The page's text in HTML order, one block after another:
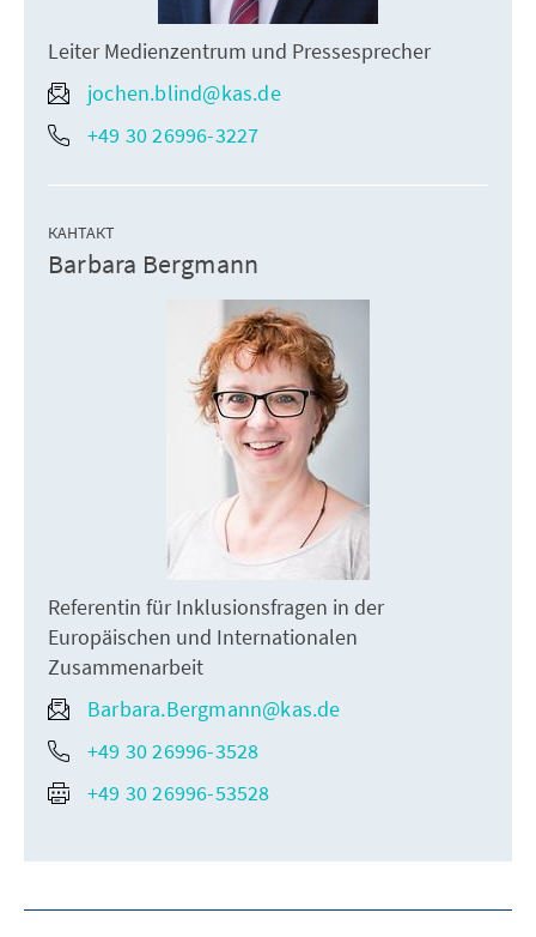
Leiter Medienzentrum und Pressesprecher
jochen.blind@kas.de
+49 30 26996-3227
КАНТАКТ
Barbara Bergmann
Referentin für Inklusionsfragen in der
Europäischen und Internationalen
Zusammenarbeit
Barbara.Bergmann@kas.de
+49 30 26996-3528
+49 30 26996-53528